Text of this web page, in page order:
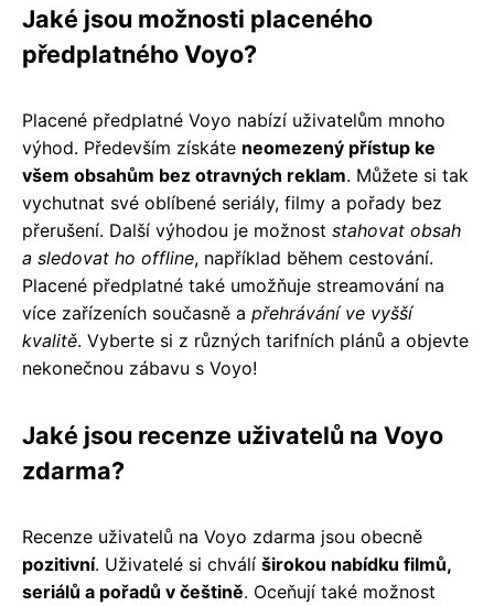
Jaké jsou možnosti placeného
předplatného Voyo?
Placené předplatné Voyo nabízí uživatelům mnoho
výhod. Především získáte neomezený přístup ke
všem obsahům bez otravných reklam. Můžete si tak
vychutnat své oblíbené seriály, filmy a pořady bez
přerušení. Další výhodou je možnost stahovat obsah
a sledovat ho offline, například během cestování.
Placené předplatné také umožňuje streamování na
více zařízeních současně a přehrávání ve vyšší
kvalitě. Vyberte si z různých tarifních plánů a objevte
nekonečnou zábavu s Voyo!
Jaké jsou recenze uživatelů na Voyo
zdarma?
Recenze uživatelů na Voyo zdarma jsou obecně
pozitivní. Uživatelé si chválí širokou nabídku filmů,
seriálů a pořadů v češtině. Oceňují také možnost